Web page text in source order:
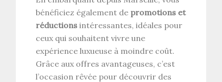
bénéficiez également de promotions et
réductions intéressantes, idéales pour
ceux qui souhaitent vivre une
expérience luxueuse à moindre coût.
Grâce aux offres avantageuses, c’est
l’occasion rêvée pour découvrir des